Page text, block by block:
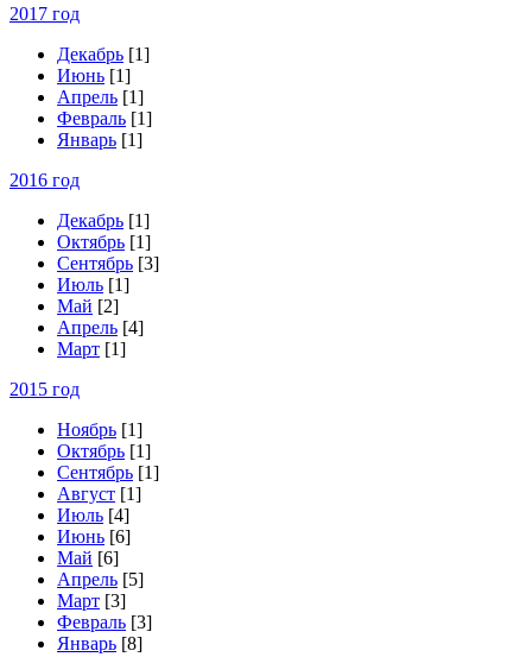
2017 год
Декабрь [1]
Июнь [1]
Апрель [1]
Февраль [1]
Январь [1]
2016 год
Декабрь [1]
Октябрь [1]
Сентябрь [3]
Июль [1]
Май [2]
Апрель [4]
Март [1]
2015 год
Ноябрь [1]
Октябрь [1]
Сентябрь [1]
Август [1]
Июль [4]
Июнь [6]
Май [6]
Апрель [5]
Март [3]
Февраль [3]
Январь [8]